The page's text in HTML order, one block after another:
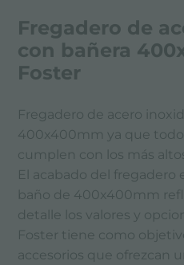
Fregadero de
con bañera
Foster
Fregadero de acero
400x400mm ya que
cumplen con los más
El acabado del fregadero
baño de 400x400mm
detalle los valores y
Foster tiene como
accesorios que ofrezcan